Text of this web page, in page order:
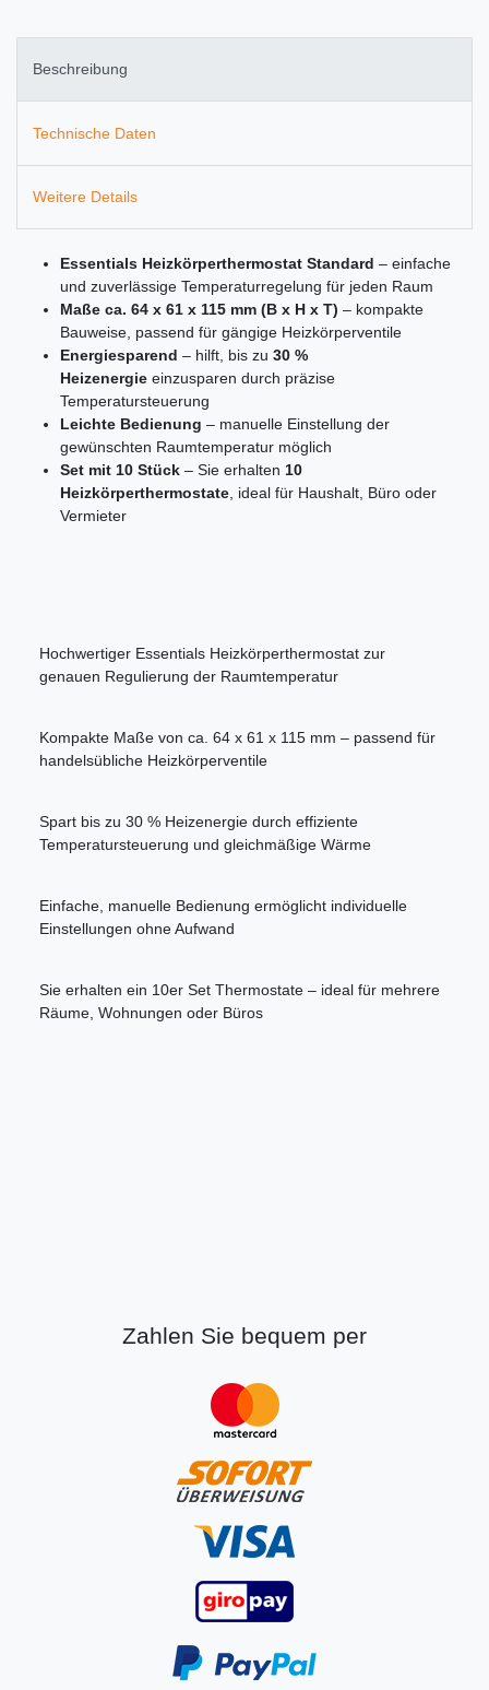
Beschreibung
Technische Daten
Weitere Details
Essentials Heizkörperthermostat Standard – einfache
und zuverlässige Temperaturregelung für jeden Raum
Maße ca. 64 x 61 x 115 mm (B x H x T) – kompakte
Bauweise, passend für gängige Heizkörperventile
Energiesparend – hilft, bis zu 30 %
Heizenergie einzusparen durch präzise
Temperatursteuerung
Leichte Bedienung – manuelle Einstellung der
gewünschten Raumtemperatur möglich
Set mit 10 Stück – Sie erhalten 10
Heizkörperthermostate , ideal für Haushalt, Büro oder
Vermieter
Hochwertiger Essentials Heizkörperthermostat zur
genauen Regulierung der Raumtemperatur
Kompakte Maße von ca. 64 x 61 x 115 mm – passend für
handelsübliche Heizkörperventile
Spart bis zu 30 % Heizenergie durch effiziente
Temperatursteuerung und gleichmäßige Wärme
Einfache, manuelle Bedienung ermöglicht individuelle
Einstellungen ohne Aufwand
Sie erhalten ein 10er Set Thermostate – ideal für mehrere
Räume, Wohnungen oder Büros
Zahlen Sie bequem per